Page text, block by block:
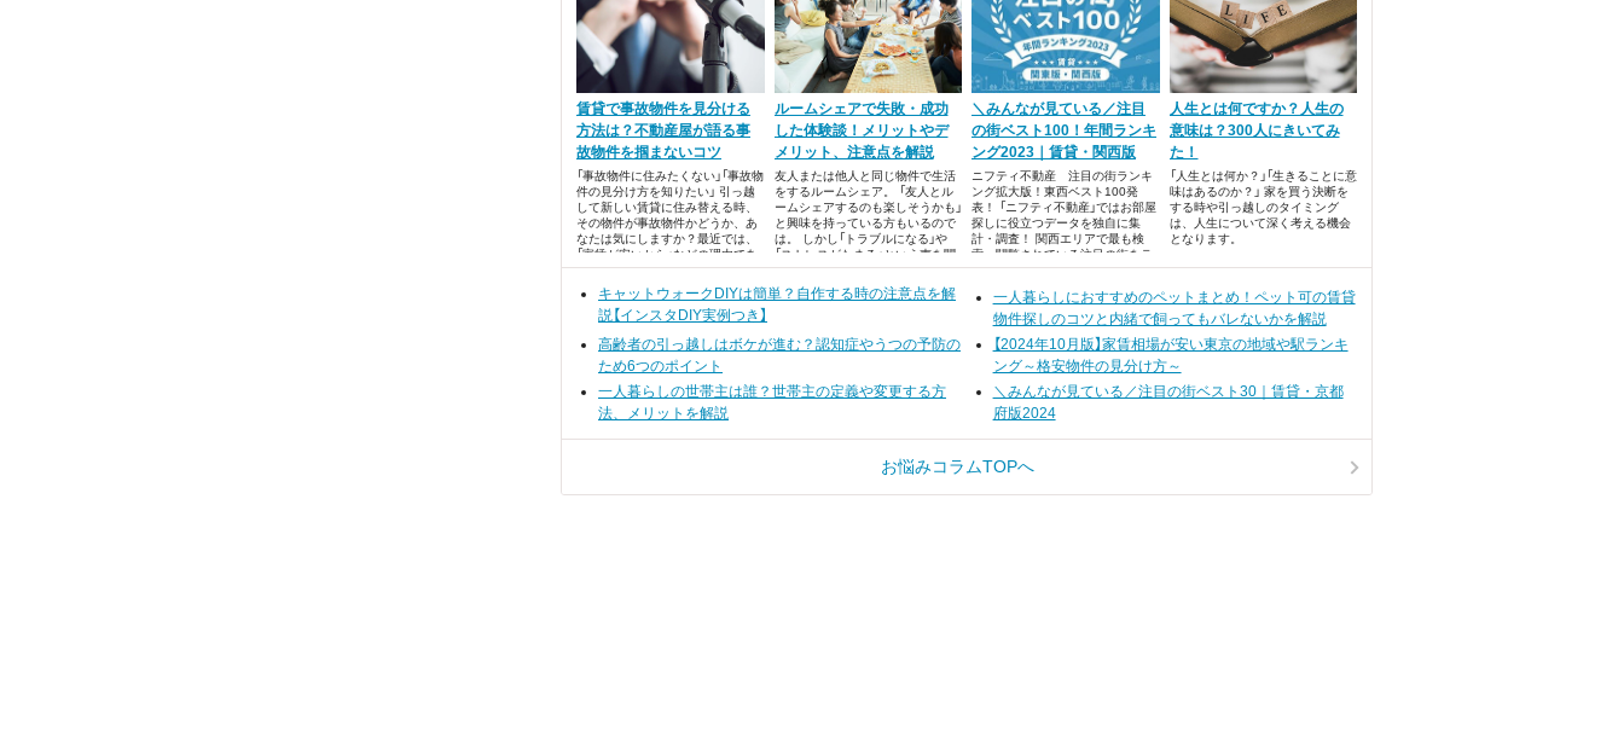
賃貸で事故物件を見分ける
方法は？不動産屋が語る事
故物件を掴まないコツ
「事故物件に住みたくない」「事故物
件の見分け方を知りたい」 引っ越
して新しい賃貸に住み替える時、
その物件が事故物件かどうか、あ
なたは気にしますか？最近では、
「家賃が安いから」などの理由であ
えて事故物件を選ぶ方もいるそう
です。しかし多くの方は、「絶対に
住みたくない」と考えると思いま
す。
ルームシェアで失敗・成功
した体験談！メリットやデ
メリット、注意点を解説
友人または他人と同じ物件で生活
をするルームシェア。 「友人とル
ームシェアするのも楽しそうかも」
と興味を持っている方もいるので
は。 しかし「トラブルになる」や
「ストレスがたまる」という声を聞
くと、不安になりますよね。
＼みんなが見ている／注目
の街ベスト100！年間ランキ
ング2023｜賃貸・関西版
ニフティ不動産 注目の街ランキ
ング拡大版！東西ベスト100発
表！ 「ニフティ不動産」ではお部屋
探しに役立つデータを独自に集
計・調査！ 関西エリアで最も検
索・閲覧されている注目の街をラ
ンキング形式でまとめました。
人生とは何ですか？人生の
意味は？300人にきいてみ
た！
「人生とは何か？」「生きることに意
味はあるのか？」 家を買う決断を
する時や引っ越しのタイミング
は、人生について深く考える機会
となります。
キャットウォークDIYは簡単？自作する時の注意点を解
説【インスタDIY実例つき】
一人暮らしにおすすめのペットまとめ！ペット可の賃貸
物件探しのコツと内緒で飼ってもバレないかを解説
高齢者の引っ越しはボケが進む？認知症やうつの予防の
ため6つのポイント
【2024年10月版】家賃相場が安い東京の地域や駅ランキ
ング～格安物件の見分け方～
一人暮らしの世帯主は誰？世帯主の定義や変更する方
法、メリットを解説
＼みんなが見ている／注目の街ベスト30｜賃貸・京都
府版2024
お悩みコラムTOPへ